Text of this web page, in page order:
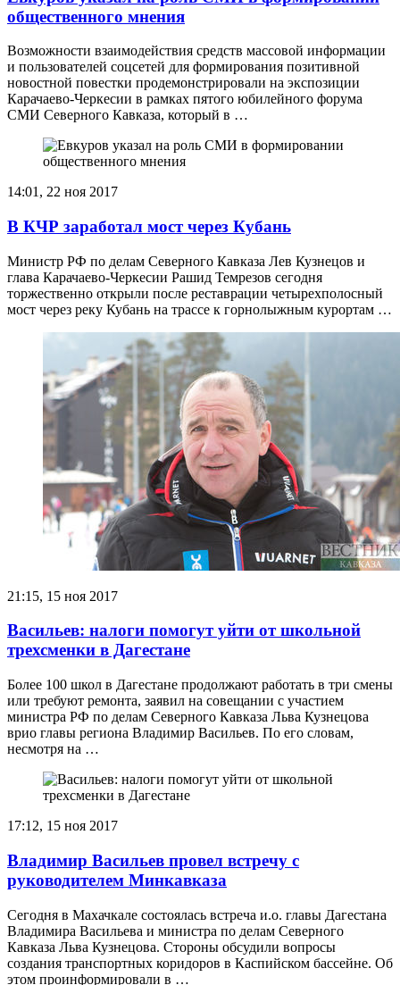
общественного мнения
Возможности взаимодействия средств массовой информации
и пользователей соцсетей для формирования позитивной
новостной повестки продемонстрировали на экспозиции
Карачаево-Черкесии в рамках пятого юбилейного форума
СМИ Северного Кавказа, который в …
14:01, 22 ноя 2017
В КЧР заработал мост через Кубань
Министр РФ по делам Северного Кавказа Лев Кузнецов и
глава Карачаево-Черкесии Рашид Темрезов сегодня
торжественно открыли после реставрации четырехполосный
мост через реку Кубань на трассе к горнолыжным курортам …
21:15, 15 ноя 2017
Васильев: налоги помогут уйти от школьной
трехсменки в Дагестане
Более 100 школ в Дагестане продолжают работать в три смены
или требуют ремонта, заявил на совещании с участием
министра РФ по делам Северного Кавказа Льва Кузнецова
врио главы региона Владимир Васильев. По его словам,
несмотря на …
17:12, 15 ноя 2017
Владимир Васильев провел встречу с
руководителем Минкавказа
Сегодня в Махачкале состоялась встреча и.о. главы Дагестана
Владимира Васильева и министра по делам Северного
Кавказа Льва Кузнецова. Стороны обсудили вопросы
создания транспортных коридоров в Каспийском бассейне. Об
этом проинформировали в …